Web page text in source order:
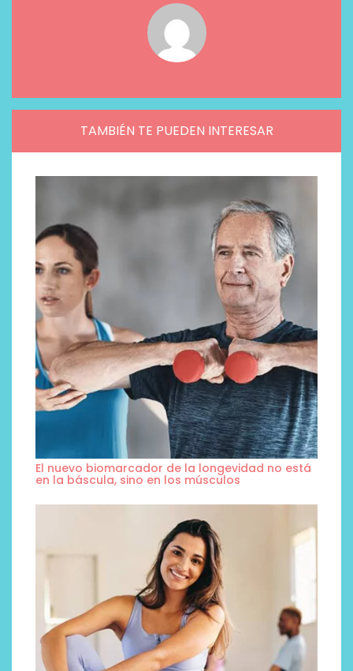
TAMBIÉN TE PUEDEN INTERESAR
El nuevo biomarcador de la longevidad no está
en la báscula, sino en los músculos